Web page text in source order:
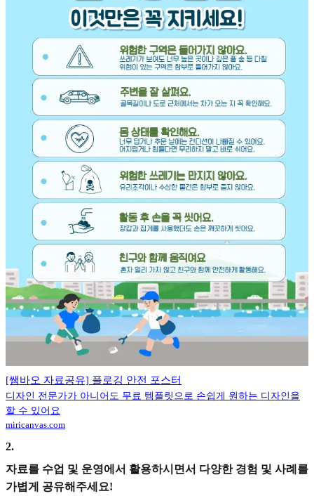
[쌤바오 자료공유] 플로깅 안전 포스터
디자인 전문가가 아니어도 무료 템플릿으로 손쉽게 원하는 디자인을
할 수 있어요
miricanvas.com
2.
자료를 수업 및 운영에서 활용하시면서 다양한 경험 및 사례를
가볍게 공유해주세요!